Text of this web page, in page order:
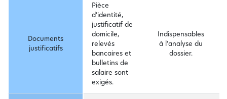
Documents
justificatifs
Pièce
d’identité,
justificatif de
domicile,
relevés
bancaires et
bulletins de
salaire sont
exigés.
Indispensables
à l’analyse du
dossier.